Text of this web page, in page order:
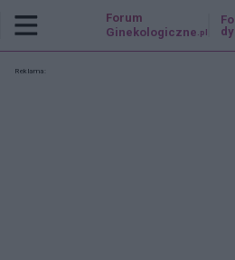
Forum
Ginekologiczne .pl
Reklama: